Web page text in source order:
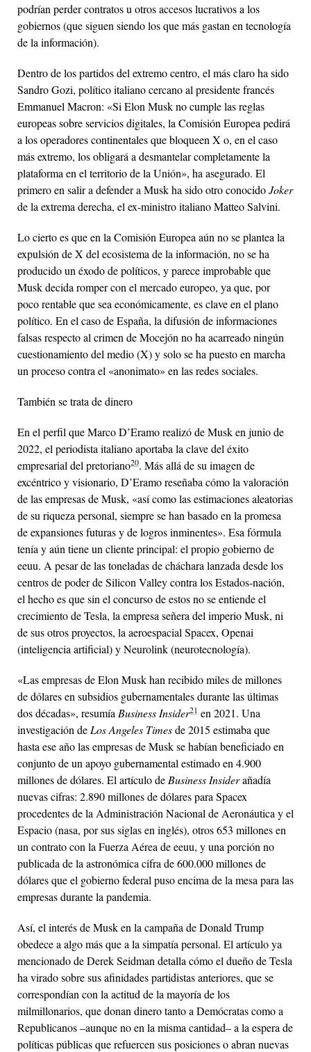
podrían perder contratos u otros accesos lucrativos a los
gobiernos (que siguen siendo los que más gastan en tecnología
de la información).
Dentro de los partidos del extremo centro, el más claro ha sido
Sandro Gozi, político italiano cercano al presidente francés
Emmanuel Macron: «Si Elon Musk no cumple las reglas
europeas sobre servicios digitales, la Comisión Europea pedirá
a los operadores continentales que bloqueen X o, en el caso
más extremo, los obligará a desmantelar completamente la
plataforma en el territorio de la Unión», ha asegurado. El
primero en salir a defender a Musk ha sido otro conocidoJoker
de la extrema derecha, el ex-ministro italiano Matteo Salvini.
Lo cierto es que en la Comisión Europea aún no se plantea la
expulsión de X del ecosistema de la información, no se ha
producido un éxodo de políticos, y parece improbable que
Musk decida romper con el mercado europeo, ya que, por
poco rentable que sea económicamente, es clave en el plano
político. En el caso de España, la difusión de informaciones
falsas respecto al crimen de Mocejón no ha acarreado ningún
cuestionamiento del medio (X) y solo se ha puesto en marcha
un proceso contra el «anonimato» en las redes sociales.
También se trata de dinero
En el perfil que Marco D’Eramo realizó de Musk en junio de
2022, el periodista italiano aportaba la clave del éxito
empresarial del pretoriano20. Más allá de su imagen de
excéntrico y visionario, D’Eramo reseñaba cómo la valoración
de las empresas de Musk, «así como las estimaciones aleatorias
de su riqueza personal, siempre se han basado en la promesa
de expansiones futuras y de logros inminentes». Esa fórmula
tenía y aún tiene un cliente principal: el propio gobierno de
eeuu. A pesar de las toneladas de cháchara lanzada desde los
centros de poder de Silicon Valley contra los Estados-nación,
el hecho es que sin el concurso de estos no se entiende el
crecimiento de Tesla, la empresa señera del imperio Musk, ni
de sus otros proyectos, la aeroespacial Spacex, Openai
(inteligencia artificial) y Neurolink (neurotecnología).
«Las empresas de Elon Musk han recibido miles de millones
de dólares en subsidios gubernamentales durante las últimas
dos décadas», resumía Business Insider21 en 2021. Una
investigación de Los Angeles Timesde 2015 estimaba que
hasta ese año las empresas de Musk se habían beneficiado en
conjunto de un apoyo gubernamental estimado en 4.900
millones de dólares. El artículo de Business Insiderañadía
nuevas cifras: 2.890 millones de dólares para Spacex
procedentes de la Administración Nacional de Aeronáutica y el
Espacio (nasa, por sus siglas en inglés), otros 653 millones en
un contrato con la Fuerza Aérea deeeuu, y una porción no
publicada de la astronómica cifra de 600.000 millones de
dólares que el gobierno federal puso encima de la mesa para las
empresas durante la pandemia.
Así, el interés de Musk en la campaña de Donald Trump
obedece a algo más que a la simpatía personal. El artículo ya
mencionado de Derek Seidman detalla cómo el dueño de Tesla
ha virado sobre sus afinidades partidistas anteriores, que se
correspondían con la actitud de la mayoría de los
milmillonarios, que donan dinero tanto a Demócratas como a
Republicanos –aunque no en la misma cantidad– a la espera de
políticas públicas que refuercen sus posiciones o abran nuevas